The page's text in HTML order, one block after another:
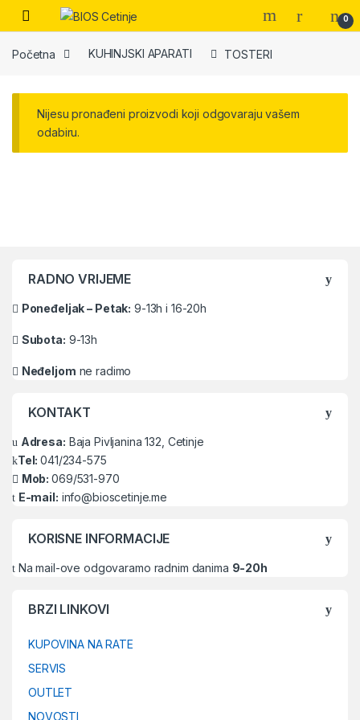
Skip to navigation
Skip to content
Open 0
Početna KUHINJSKI APARATI TOSTERI
Nijesu pronađeni proizvodi koji odgovaraju vašem
odabiru.
RADNO VRIJEME
Poneđeljak – Petak: 9-13h i 16-20h
Subota: 9-13h
Neđeljom ne radimo
KONTAKT
Adresa: Baja Pivljanina 132, Cetinje
Tel:041/234-575
Mob:069/531-970
E-mail: info@bioscetinje.me
KORISNE INFORMACIJE
Na mail-ove odgovaramo radnim danima 9-20h
BRZI LINKOVI
KUPOVINA NA RATE
SERVIS
OUTLET
NOVOSTI